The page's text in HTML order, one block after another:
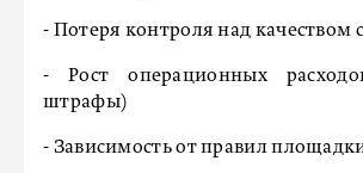
- Потеря контроля над качеством
- Рост операционных
штрафы)
- Зависимость от правил